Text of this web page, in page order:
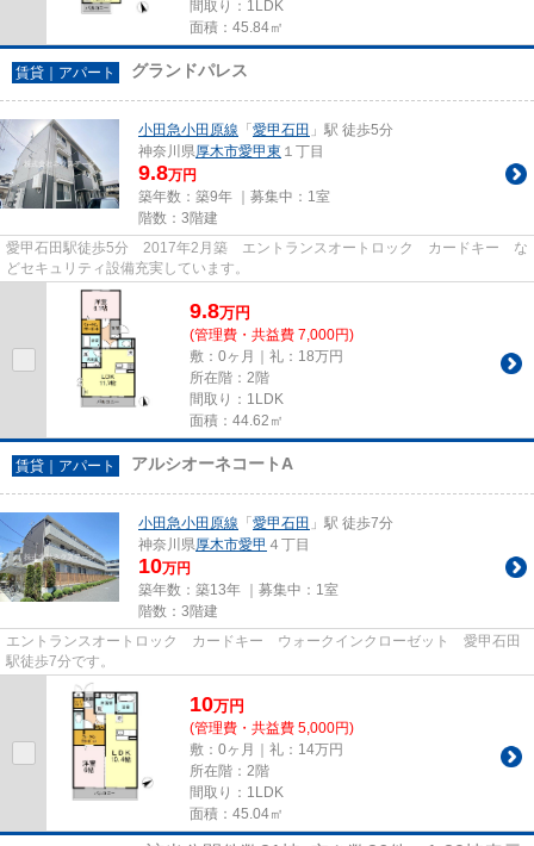
間取り：1LDK
面積：45.84㎡
賃貸｜アパート グランドパレス
小田急小田原線 「愛甲石田 」駅 徒歩5分
神奈川県厚木市愛甲東 １丁目
9.8万円
築年数：築9年 ｜募集中： 1室
階数：3階建
愛甲石田駅徒歩5分 2017年2月築 エントランスオートロック カードキー な
どセキュリティ設備充実しています。
9.8万円
(管理費・共益費 7,000円)
敷：0ヶ月｜礼：18万円
所在階：2階
間取り：1LDK
面積：44.62㎡
賃貸｜アパート アルシオーネコートA
小田急小田原線 「愛甲石田 」駅 徒歩7分
神奈川県厚木市愛甲 ４丁目
10万円
築年数：築13年 ｜募集中： 1室
階数：3階建
エントランスオートロック カードキー ウォークインクローゼット 愛甲石田
駅徒歩7分です。
10万円
(管理費・共益費 5,000円)
敷：0ヶ月｜礼：14万円
所在階：2階
間取り：1LDK
面積：45.04㎡